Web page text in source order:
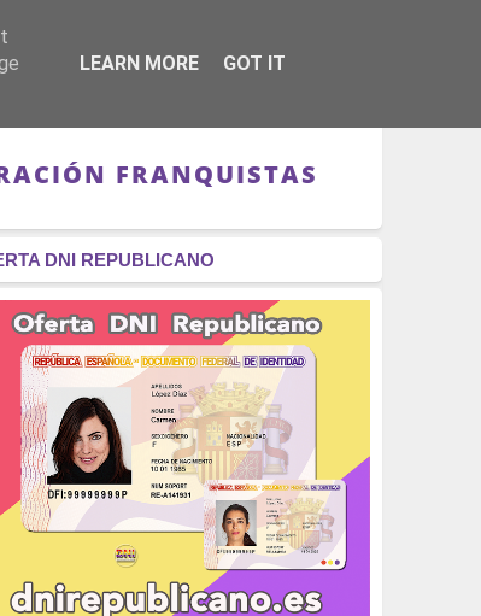
- MONARQUÍA
FRANQUISTAS
DNI REPUBLICANO
LEARN MORE GOT IT